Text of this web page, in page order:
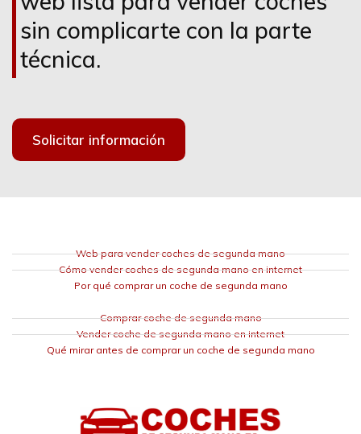
sin complicarte con la parte
técnica.
Solicitar información
Web para vender coches de segunda mano
Cómo vender coches de segunda mano en internet
Por qué comprar un coche de segunda mano
Comprar coche de segunda mano
Vender coche de segunda mano en internet
Qué mirar antes de comprar un coche de segunda mano